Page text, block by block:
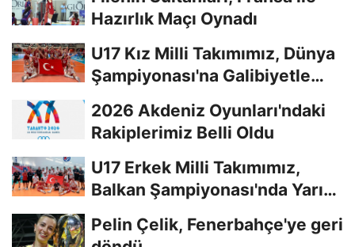
Hazırlık Maçı Oynadı
U17 Kız Milli Takımımız, Dünya
Şampiyonası'na Galibiyetle
2026 Akdeniz Oyunları'ndaki
Rakiplerimiz Belli Oldu
U17 Erkek Milli Takımımız,
Balkan Şampiyonası'nda Yarı
Pelin Çelik, Fenerbahçe'ye geri